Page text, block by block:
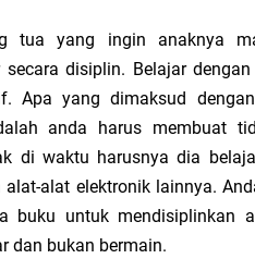
tua yang ingin anaknya
secara disiplin. Belajar
Apa yang dimaksud
anda harus membuat
di waktu harusnya dia
alat-alat elektronik lainnya.
buku untuk mendisiplinkan
dan bukan bermain.